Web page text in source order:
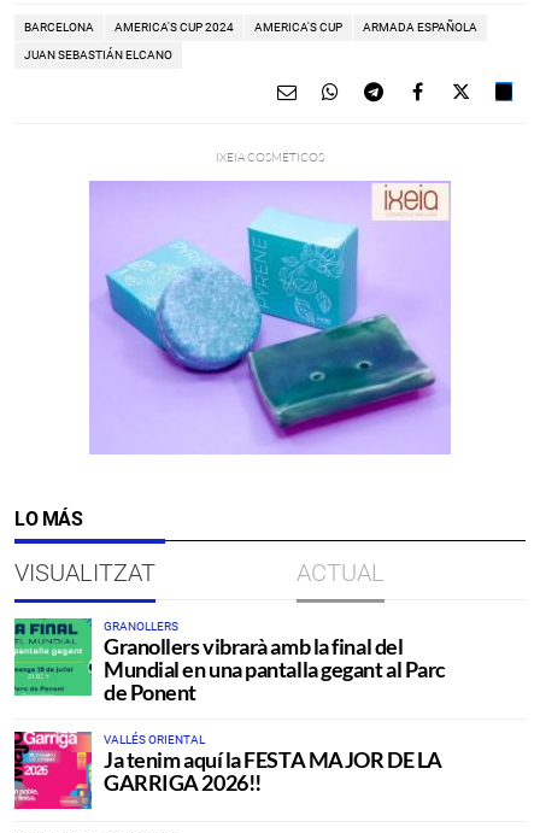
BARCELONA AMERICA'S CUP 2024 AMERICA'S CUP ARMADA ESPAÑOLA
JUAN SEBASTIÁN ELCANO
LO MÁS
VISUALITZAT ACTUAL
GRANOLLERS
Granollers vibrarà amb la final del
Mundial en una pantalla gegant al Parc
de Ponent
VALLÉS ORIENTAL
Ja tenim aquí la FESTA MAJOR DE LA
GARRIGA 2026!!